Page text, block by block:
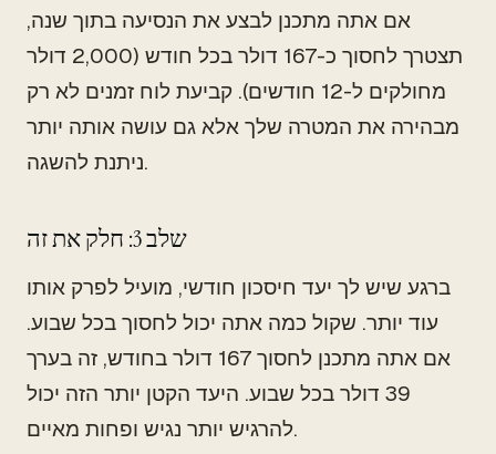
אם אתה מתכנן לבצע את הנסיעה בתוך שנה,
תצטרך לחסוך כ-167 דולר בכל חודש (2,000 דולר
מחולקים ל-12 חודשים). קביעת לוח זמנים לא רק
מבהירה את המטרה שלך אלא גם עושה אותה יותר
ניתנת להשגה.
שלב 3: חלק את זה
ברגע שיש לך יעד חיסכון חודשי, מועיל לפרק אותו
עוד יותר. שקול כמה אתה יכול לחסוך בכל שבוע.
אם אתה מתכנן לחסוך 167 דולר בחודש, זה בערך
39 דולר בכל שבוע. היעד הקטן יותר הזה יכול
להרגיש יותר נגיש ופחות מאיים.